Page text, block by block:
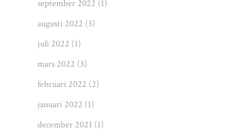
september 2022 (1)
augusti 2022 (3)
juli 2022 (1)
mars 2022 (3)
februari 2022 (2)
januari 2022 (1)
december 2021 (1)